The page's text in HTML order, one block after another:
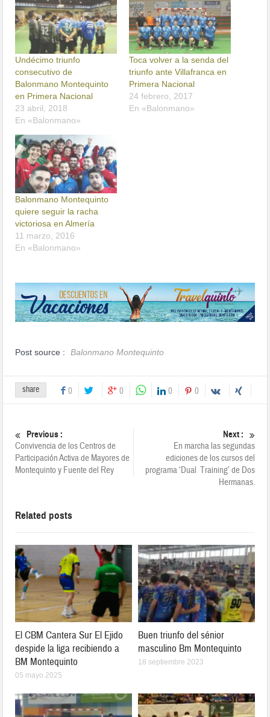
Undécimo triunfo
consecutivo de
Balonmano Montequinto
en Primera Nacional
23 abril, 2018
En «Balonmano»
Toca volver a la senda del
triunfo ante Villafranca en
Primera Nacional
24 febrero, 2017
En «Balonmano»
Balonmano Montequinto
quiere seguir la racha
victoriosa en Almería
11 marzo, 2016
En «Balonmano»
Post source : Balonmano Montequinto
share 0 0 0 0
Previous :
Convivencia de los Centros de
Participación Activa de Mayores de
Montequinto y Fuente del Rey
Next :
En marcha las segundas
ediciones de los cursos del
programa ‘Dual Training’ de Dos
Hermanas.
Related posts
El CBM Cantera Sur El Ejido
despide la liga recibiendo a
BM Montequinto
05 mayo 2025
Buen triunfo del sénior
masculino Bm Montequinto
18 septiembre 2023